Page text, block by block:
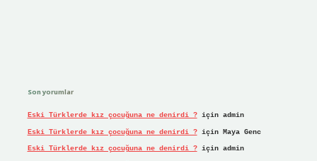
Son yorumlar
Eski Türklerde kız çocuğuna ne denirdi ?için admin
Eski Türklerde kız çocuğuna ne denirdi ?için Maya Genc
Eski Türklerde kız çocuğuna ne denirdi ?için admin